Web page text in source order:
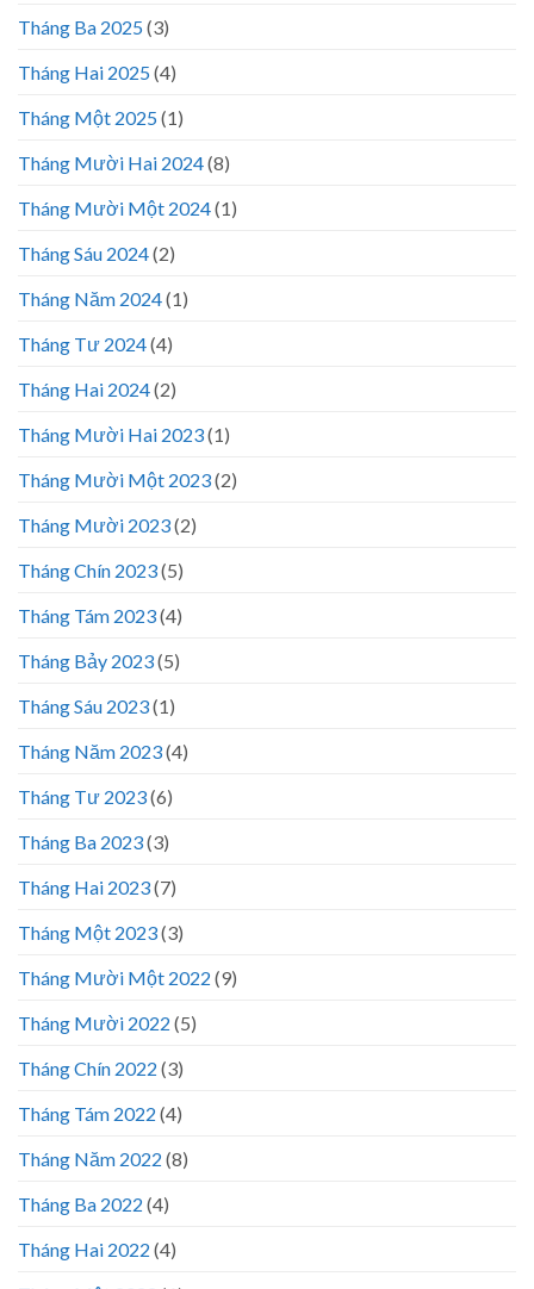
Tháng Ba 2025(3)
Tháng Hai 2025(4)
Tháng Một 2025(1)
Tháng Mười Hai 2024(8)
Tháng Mười Một 2024(1)
Tháng Sáu 2024(2)
Tháng Năm 2024(1)
Tháng Tư 2024(4)
Tháng Hai 2024(2)
Tháng Mười Hai 2023(1)
Tháng Mười Một 2023(2)
Tháng Mười 2023(2)
Tháng Chín 2023(5)
Tháng Tám 2023(4)
Tháng Bảy 2023(5)
Tháng Sáu 2023(1)
Tháng Năm 2023(4)
Tháng Tư 2023(6)
Tháng Ba 2023(3)
Tháng Hai 2023(7)
Tháng Một 2023(3)
Tháng Mười Một 2022 (9)
Tháng Mười 2022 (5)
Tháng Chín 2022 (3)
Tháng Tám 2022 (4)
Tháng Năm 2022 (8)
Tháng Ba 2022 (4)
Tháng Hai 2022 (4)